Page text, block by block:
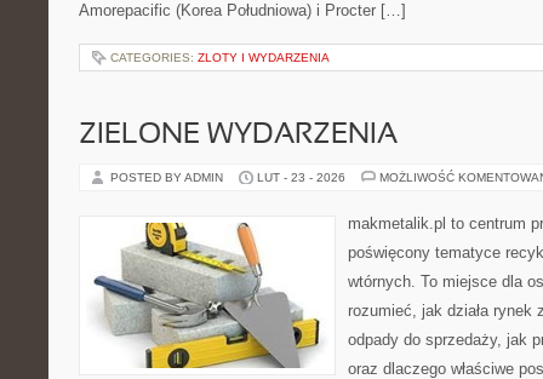
Amorepacific (Korea Południowa) i Procter […]
CATEGORIES: ZLOTY I WYDARZENIA
ZIELONE WYDARZENIA
POSTED BY ADMIN LUT - 23 - 2026 MOŻLIWOŚĆ
makmetalik.pl to centrum
poświęcony tematyce
wtórnych. To miejsce dla
rozumieć, jak działa rynek
odpady do sprzedaży, jak
oraz dlaczego właściwe